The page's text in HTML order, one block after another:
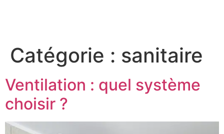
Catégorie : sanitaire
Ventilation : quel système
choisir ?